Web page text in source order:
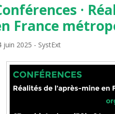
·
France
juin 2025 SystExt